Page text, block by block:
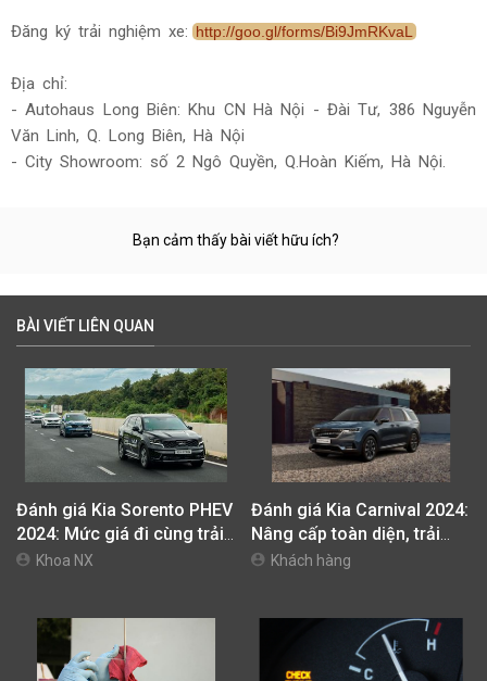
Đăng ký trải nghiệm xe:http://goo.gl/forms/Bi9JmRKvaL
Địa chỉ:
- Autohaus Long Biên: Khu CN Hà Nội - Đài Tư, 386 Nguyễn
Văn Linh, Q. Long Biên, Hà Nội
- City Showroom: số 2 Ngô Quyền, Q.Hoàn Kiếm, Hà Nội.
Bạn cảm thấy bài viết hữu ích?
BÀI VIẾT LIÊN QUAN
Đánh giá Kia Sorento PHEV
2024: Mức giá đi cùng trải
nghiệm vận hành khác biệt
Khoa NX
Đánh giá Kia Carnival 2024:
Nâng cấp toàn diện, trải
nghiệm xứng tầm
Khách hàng